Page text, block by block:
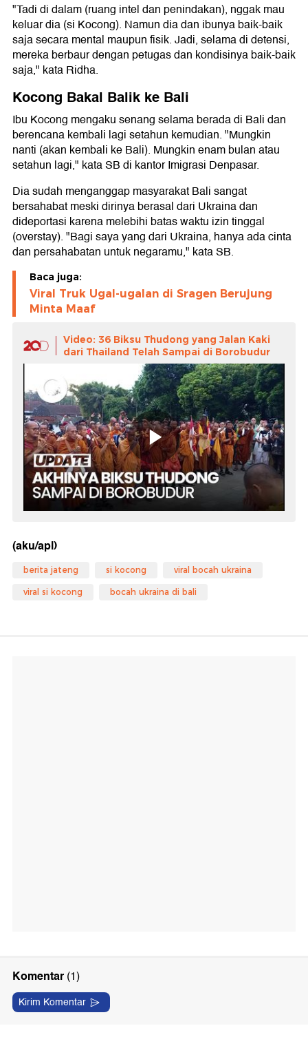
"Tadi di dalam (ruang intel dan penindakan), nggak mau
keluar dia (si Kocong). Namun dia dan ibunya baik-baik
saja secara mental maupun fisik. Jadi, selama di detensi,
mereka berbaur dengan petugas dan kondisinya baik-baik
saja," kata Ridha.
Kocong Bakal Balik ke Bali
Ibu Kocong mengaku senang selama berada di Bali dan
berencana kembali lagi setahun kemudian. "Mungkin
nanti (akan kembali ke Bali). Mungkin enam bulan atau
setahun lagi," kata SB di kantor Imigrasi Denpasar.
Dia sudah menganggap masyarakat Bali sangat
bersahabat meski dirinya berasal dari Ukraina dan
dideportasi karena melebihi batas waktu izin tinggal
(overstay). "Bagi saya yang dari Ukraina, hanya ada cinta
dan persahabatan untuk negaramu," kata SB.
Baca juga:
Viral Truk Ugal-ugalan di Sragen Berujung
Minta Maaf
Video: 36 Biksu Thudong yang Jalan Kaki
dari Thailand Telah Sampai di Borobudur
(aku/apl)
berita jateng si kocong viral bocah ukraina
viral si kocong bocah ukraina di bali